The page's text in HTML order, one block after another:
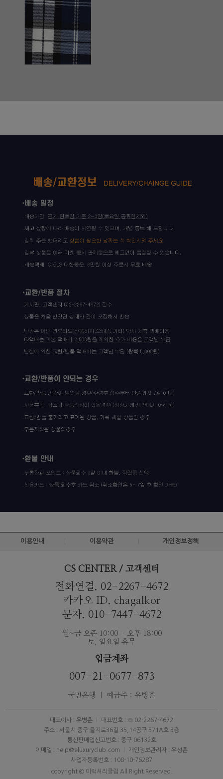
이용안내 이용약관 개인정보정책
CS CENTER / 고객센터
전화연결. 02-2267-4672
카카오 ID. chagalkor
문자. 010-7447-4672
월~금 오즌 10:00 - 오후 18:00
토, 일요일 휴무
입금계좌
007-21-0677-873
국민은행 ｜ 예금주 : 유병훈
대표이사 : 유병훈
대표번호 : ☏ 02-2267-4672
주소 : 서울시 중구 을지로36길 35,14공구 571A호 3층
통신판매업신고번호 : 중구 06132호
이메일 : help@eluxuryclub.com
개인정보관리자 : 유성훈
사업자등록번호 : 108-10-76287
copyright © 이럭셔리클럽 All Right Reserved.